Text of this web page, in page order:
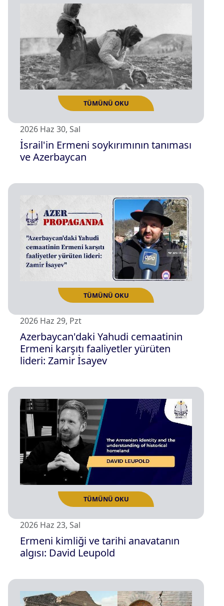
TÜMÜNÜ OKU
TÜMÜNÜ OKU
2026 Haz 30, Sal
İsrail'in Ermeni soykırımının tanıması
ve Azerbaycan
TÜMÜNÜ OKU
2026 Haz 29, Pzt
Azerbaycan'daki Yahudi cemaatinin
Ermeni karşıtı faaliyetler yürüten
lideri: Zamir İsayev
2026 Haz 23, Sal
Ermeni kimliği ve tarihi anavatanın
algısı: David Leupold